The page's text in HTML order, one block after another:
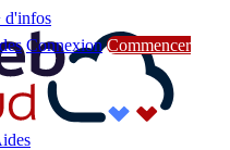
d'infos
Connexion Commencer
Aides
